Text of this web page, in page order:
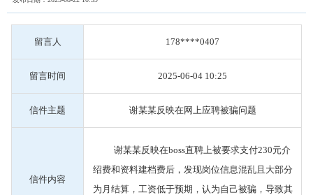
留言人 178****0407
留言时间 2025-06-04 10:25
信件主题 谢某某反映在网上应聘被骗问题
信件内容
谢某某反映在boss直聘上被要求支付230元介
绍费和资料建档费后，发现岗位信息混乱且大部分
为月结算，工资低于预期，认为自己被骗，导致其